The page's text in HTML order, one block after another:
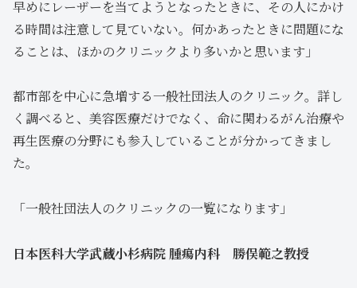
早めにレーザーを当てようとなったときに、その人にかけ
る時間は注意して見ていない。何かあったときに問題にな
ることは、ほかのクリニックより多いかと思います」
都市部を中心に急増する一般社団法人のクリニック。詳し
く調べると、美容医療だけでなく、命に関わるがん治療や
再生医療の分野にも参入していることが分かってきまし
た。
「一般社団法人のクリニックの一覧になります」
日本医科大学武蔵小杉病院 腫瘍内科 勝俣範之教授